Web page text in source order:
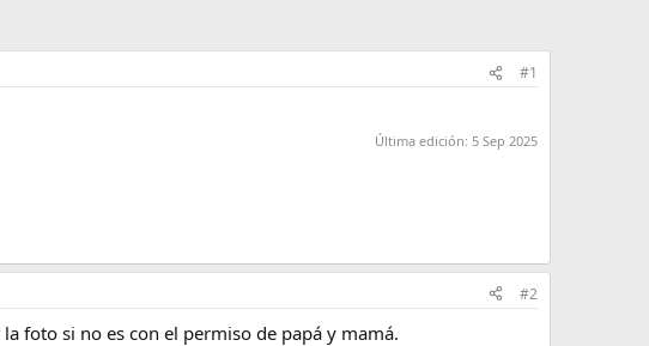
#1
Última edición: 5 Sep 2025
#2
foto si no es con el permiso de papá y mamá.